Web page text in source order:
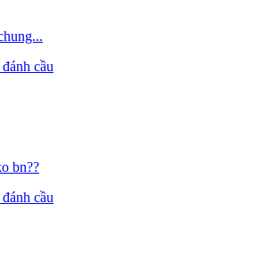
cầu
bn??
cầu